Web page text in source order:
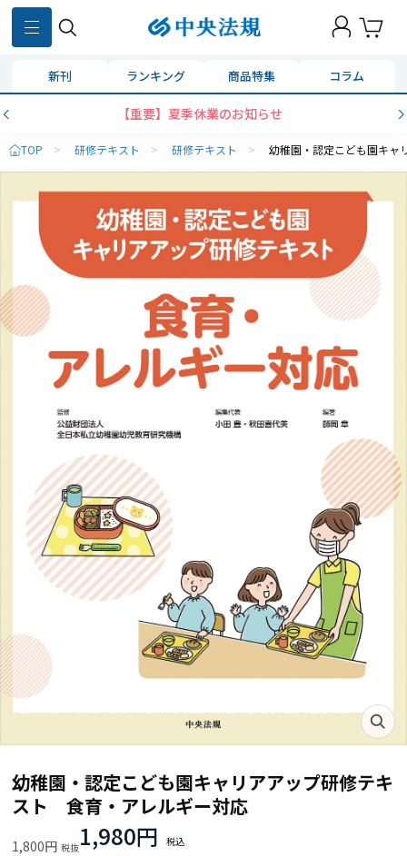
新刊 ランキング 商品特集 コラム
【重要】夏季休業のお知らせ
TOP > 研修テキスト > 研修テキスト > 幼稚園・認定こども園キ
幼稚園・認定こども園キャリアアップ研修テキ
スト 食育・アレルギー対応
1,800円 1,980円